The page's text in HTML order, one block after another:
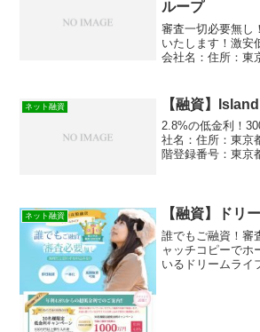
ループ
審査一切必要無し
いたします！激安
会社名：住所：東
ネット融資 【融資】
2.8%の低金利！
社名：住所：東京
階登録番号：東京
ネット融資 【融資】ドリ
誰でもご融資！審
ャッチコピーでホ
いるドリームライ